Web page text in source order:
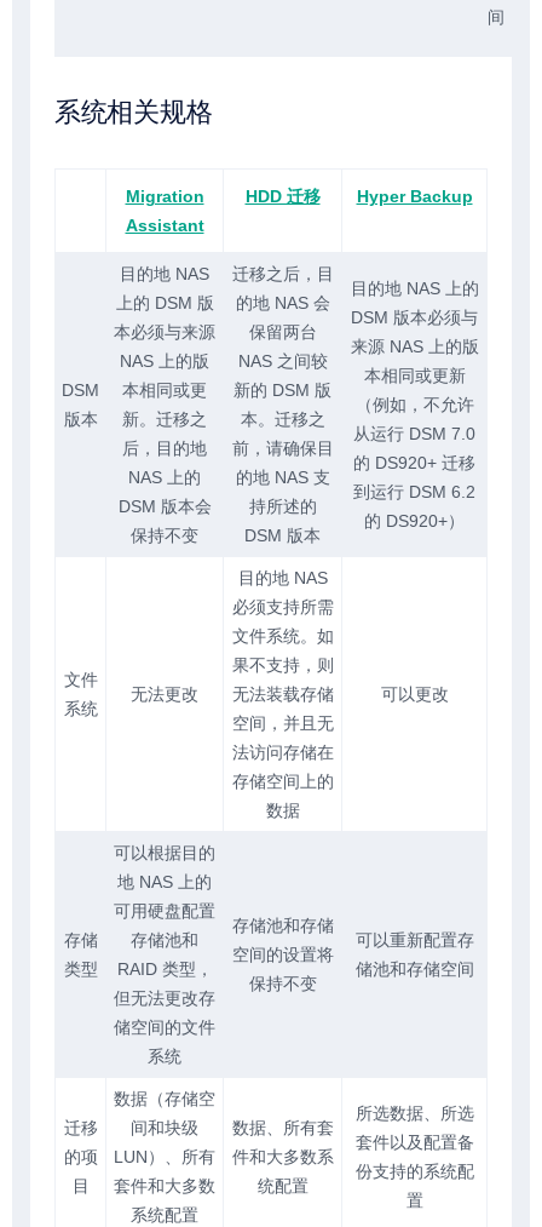
间
系统相关规格
Migration
Assistant
HDD 迁移 Hyper Backup
DSM
版本
目的地 NAS
上的 DSM 版
本必须与来源
NAS 上的版
本相同或更
新。迁移之
后，目的地
NAS 上的
DSM 版本会
保持不变
迁移之后，目
的地 NAS 会
保留两台
NAS 之间较
新的 DSM 版
本。迁移之
前，请确保目
的地 NAS 支
持所述的
DSM 版本
目的地 NAS 上的
DSM 版本必须与
来源 NAS 上的版
本相同或更新
（例如，不允许
从运行 DSM 7.0
的 DS920+ 迁移
到运行 DSM 6.2
的 DS920+）
文件
系统
无法更改
目的地 NAS
必须支持所需
文件系统。如
果不支持，则
无法装载存储
空间，并且无
法访问存储在
存储空间上的
数据
可以更改
存储
类型
可以根据目的
地 NAS 上的
可用硬盘配置
存储池和
RAID 类型，
但无法更改存
储空间的文件
系统
存储池和存储
空间的设置将
保持不变
可以重新配置存
储池和存储空间
迁移
的项
目
数据（存储空
间和块级
LUN）、所有
套件和大多数
系统配置
数据、所有套
件和大多数系
统配置
所选数据、所选
套件以及配置备
份支持的系统配
置